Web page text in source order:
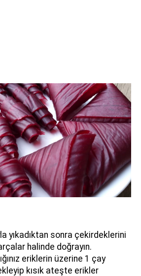
yıkadıktan sonra çekirdeklerini
halinde doğrayın.
eriklerin üzerine 1 çay
kısık ateşte erikler